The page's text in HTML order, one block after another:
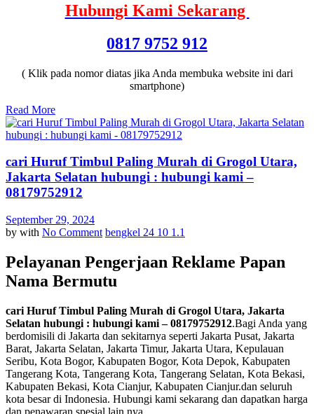
Hubungi Kami Sekarang
0817 9752 912
( Klik pada nomor diatas jika Anda membuka website ini dari
smartphone)
Read More
cari Huruf Timbul Paling Murah di Grogol Utara,
Jakarta Selatan hubungi : hubungi kami –
08179752912
September 29, 2024
by with No Comment bengkel 24 10 1.1
Pelayanan Pengerjaan Reklame Papan
Nama Bermutu
cari Huruf Timbul Paling Murah di Grogol Utara, Jakarta
Selatan hubungi : hubungi kami – 08179752912.Bagi Anda yang
berdomisili di Jakarta dan sekitarnya seperti Jakarta Pusat, Jakarta
Barat, Jakarta Selatan, Jakarta Timur, Jakarta Utara, Kepulauan
Seribu, Kota Bogor, Kabupaten Bogor, Kota Depok, Kabupaten
Tangerang Kota, Tangerang Kota, Tangerang Selatan, Kota Bekasi,
Kabupaten Bekasi, Kota Cianjur, Kabupaten Cianjur.dan seluruh
kota besar di Indonesia. Hubungi kami sekarang dan dapatkan harga
dan penawaran spesial lain nya.